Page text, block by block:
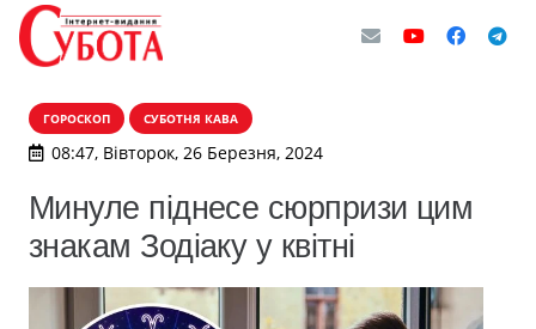
ГОРОСКОП СУБОТНЯ КАВА
08:47, Вівторок, 26 Березня, 2024
Минуле піднесе сюрпризи цим
знакам Зодіаку у квітні